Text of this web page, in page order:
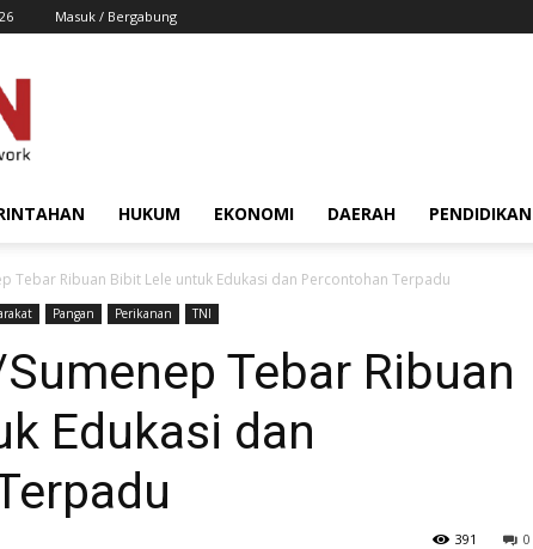
Masuk / Bergabung
HUKUM EKONOMI DAERAH PENDIDIKAN
Tebar Ribuan Bibit Lele untuk Edukasi dan Percontohan Terpadu
Pangan Perikanan TNI
Tebar Ribuan
Edukasi dan
0
391